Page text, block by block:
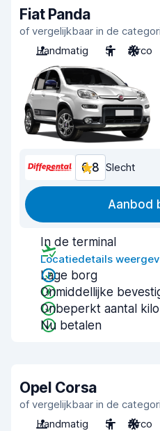
Fiat Panda
of vergelijkbaar in de
Handmatig
5 Airco
6,8 Slecht
Aanbod
In de terminal
Locatiedetails
Lage borg
Onmiddellijke
Onbeperkt aantal
Nu betalen
Opel Corsa
of vergelijkbaar in de
Handmatig
5 Airco